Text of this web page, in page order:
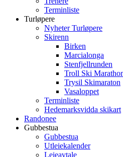
Terminliste
Turløpere
Nyheter Turløpere
Skirenn
Birken
Marcialonga
Stenfjellrunden
Troll Ski
Trysil Skimaraton
Vasaloppet
Terminliste
Hedemarksvidda skikart
Randonee
Gubbestua
Gubbestua
Utleiekalender
Leieavtale